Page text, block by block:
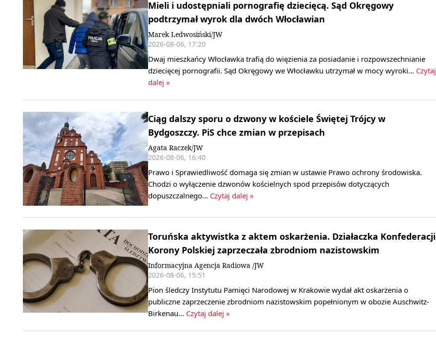
Mieli i udostępniali pornografię dziecięcą. Sąd Okręgowy
podtrzymał wyrok dla dwóch Włocławian
Marek Ledwosiński/JW
2026-08-06, 17:20
Dwaj mieszkańcy Włocławka trafią do więzienia za posiadanie i rozpowszechnianie
dziecięcej pornografii. Sąd Okręgowy we Włocławku utrzymał w mocy wyroki… Czytaj
dalej »
Ciąg dalszy sporu o dzwony w kościele Świętej Trójcy w
Bydgoszczy. PiS chce zmian w przepisach
Agata Raczek/JW
2026-08-06, 16:40
Prawo i Sprawiedliwość domaga się zmian w ustawie Prawo ochrony środowiska.
Chodzi o wyłączenie dzwonów kościelnych spod przepisów dotyczących
dopuszczalnego… Czytaj dalej »
Toruńska aktywistka z aktem oskarżenia. Działaczka Konfederacji
Korony Polskiej zaprzeczała zbrodniom nazistowskim
Informacyjna Agencja Radiowa /JW
2026-08-06, 15:51
Pion śledczy Instytutu Pamięci Narodowej w Krakowie wydał akt oskarżenia o
publiczne zaprzeczenie zbrodniom nazistowskim popełnionym w obozie Auschwitz-
Birkenau… Czytaj dalej »